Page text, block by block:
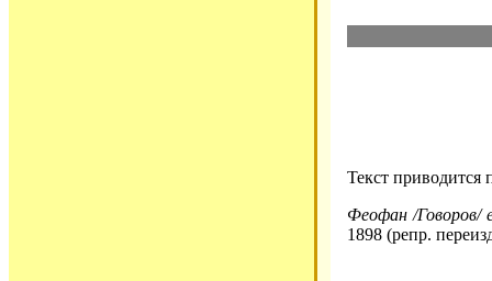
Текст приводится
Феофан /Говоров/
1898 (репр.